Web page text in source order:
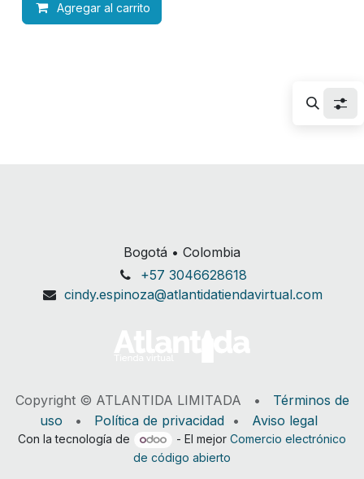
Agregar al carrito
Bogotá • Colombia
+57 3046628618
cindy.espinoza@atlantidatiendavirtual.com
Copyright © ATLANTIDA LIMITADA • Términos de
uso • Política de privacidad • Aviso legal
Con la tecnología de - El mejor Comercio electrónico
de código abierto